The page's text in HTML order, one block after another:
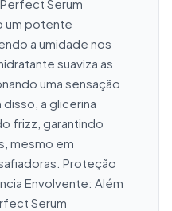
Serum
um potente
a umidade nos
suaviza as
uma sensação
a glicerina
frizz, garantindo
mesmo em
Proteção
Envolvente: Além
Serum